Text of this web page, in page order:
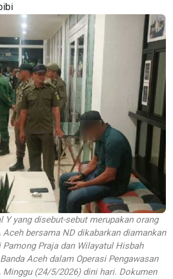
Y yang disebut-sebut merupakan orang
Aceh bersama ND dikabarkan diamankan
Praja dan Wilayatul Hisbah
Aceh dalam Operasi Pengawasan
Minggu (24/5/2026) dini hari. Dokumen